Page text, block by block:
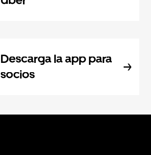
Descarga la app para
socios